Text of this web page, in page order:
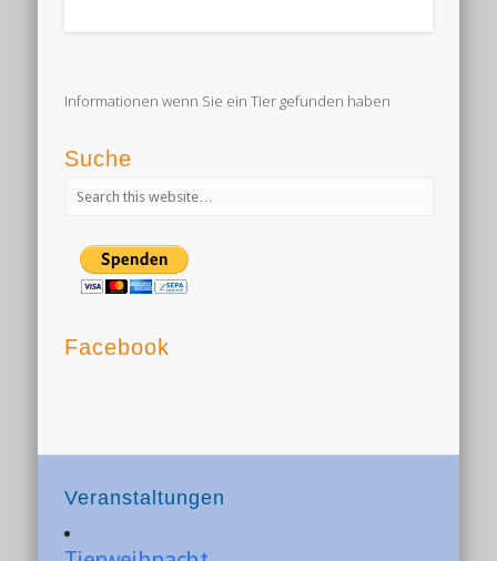
Informationen wenn Sie ein Tier gefunden haben
Suche
Facebook
Veranstaltungen